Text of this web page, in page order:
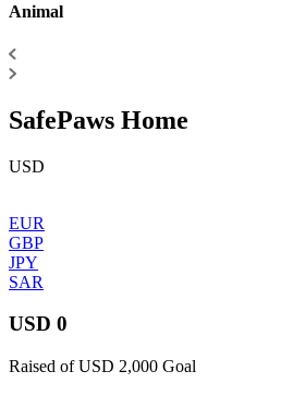
Animal
SafePaws Home
USD
EUR
GBP
JPY
SAR
USD 0
Raised of USD 2,000 Goal